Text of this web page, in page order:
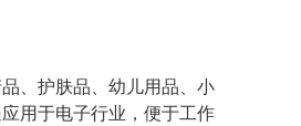
、护肤品、幼儿用品、小
用于电子行业，便于工作